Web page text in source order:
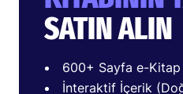
SATIN ALIN
600+ Sayfa e-Kitap
İnteraktif İçerik